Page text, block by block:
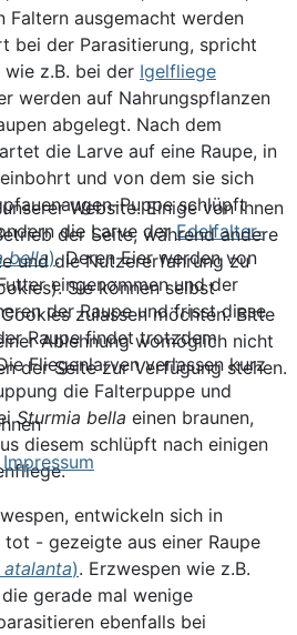
Faltern ausgemacht werden
bei der Parasitierung, spricht
z.B. bei der Igelfliege
werden auf Nahrungspflanzen
abgelegt. Nach dem
die Larve auf eine Raupe, in
und von dem sie sich
Puppe schlüpft
die Larve derEdelfalter-
bella). Deren Eier werden von
eingenommen und der
der Raupe und frisst diese
Raupe findet trotzdem
Fliegenlarven verlassen kurz
die Falterpuppe und
Sturmia bella einen braunen,
diesem schlüpft nach einigen
entwickeln sich in
- gezeigte aus einer Raupe
atalanta). Erzwespen wie z.B.
die gerade mal wenige
ebenfalls bei
Website. Einige von ihnen
der Seite, während andere
und die Nutzererfahrung zu
Sie können selbst
zulassen möchten. Bitte
Ablehnung womöglich nicht
der Seite zur Verfügung stehen.
Impressum